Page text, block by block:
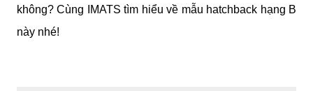
không? Cùng IMATS tìm hiểu về mẫu hatchback hạng B
này nhé!